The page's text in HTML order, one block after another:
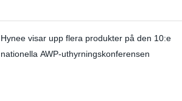
Hynee visar upp flera produkter på den 10:e
nationella AWP-uthyrningskonferensen